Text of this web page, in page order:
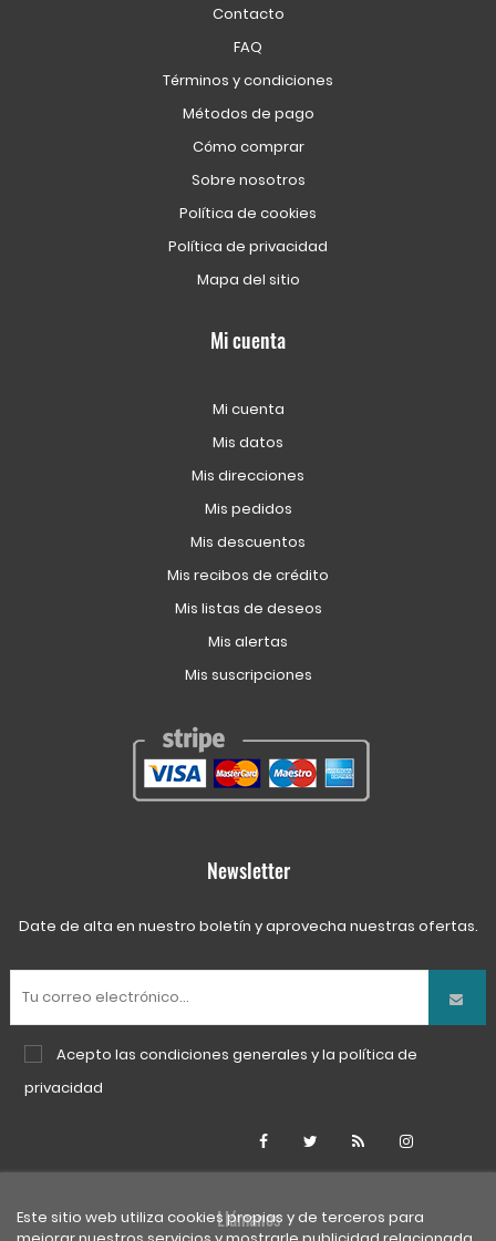
Este sitio web utiliza cookies propias y de terceros para
Contacto
FAQ
Términos y condiciones
Métodos de pago
Cómo comprar
Sobre nosotros
Política de cookies
Política de privacidad
Mapa del sitio
Mi cuenta
Mi cuenta
Mis datos
Mis direcciones
Mis pedidos
Mis descuentos
Mis recibos de crédito
Mis listas de deseos
Mis alertas
Mis suscripciones
Newsletter
Date de alta en nuestro boletín y aprovecha nuestras ofertas.
Acepto las condiciones generales y la política de
privacidad
FacebookTwitter Rss
Llámanos